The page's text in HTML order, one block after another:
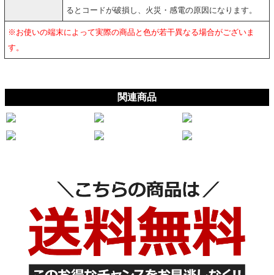
るとコードが破損し、火災・感電の原因になります。
※お使いの端末によって実際の商品と色が若干異なる場合がございま
す。
関連商品